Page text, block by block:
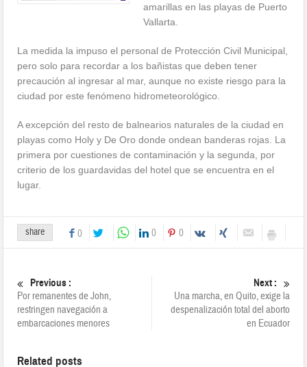
amarillas en las playas de Puerto
Vallarta.
La medida la impuso el personal de Protección Civil Municipal,
pero solo para recordar a los bañistas que deben tener
precaución al ingresar al mar, aunque no existe riesgo para la
ciudad por este fenómeno hidrometeorológico.
A excepción del resto de balnearios naturales de la ciudad en
playas como Holy y De Oro donde ondean banderas rojas. La
primera por cuestiones de contaminación y la segunda, por
criterio de los guardavidas del hotel que se encuentra en el
lugar.
share 0 0 0
Previous :
Por remanentes de John,
restringen navegación a
embarcaciones menores
Next :
Una marcha, en Quito, exige la
despenalización total del aborto
en Ecuador
Related posts